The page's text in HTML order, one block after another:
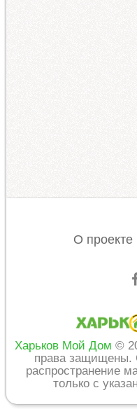
О проекте
Харьков Мой Дом ©
права защищены.
распространение
только с